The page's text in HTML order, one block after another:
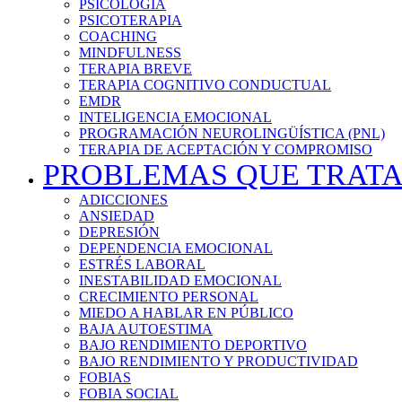
PSICOLOGÍA
PSICOTERAPIA
COACHING
MINDFULNESS
TERAPIA BREVE
TERAPIA COGNITIVO CONDUCTUAL
EMDR
INTELIGENCIA EMOCIONAL
PROGRAMACIÓN NEUROLINGÜÍSTICA (PNL)
TERAPIA DE ACEPTACIÓN Y COMPROMISO
PROBLEMAS QUE
ADICCIONES
ANSIEDAD
DEPRESIÓN
DEPENDENCIA EMOCIONAL
ESTRÉS LABORAL
INESTABILIDAD EMOCIONAL
CRECIMIENTO PERSONAL
MIEDO A HABLAR EN PÚBLICO
BAJA AUTOESTIMA
BAJO RENDIMIENTO DEPORTIVO
BAJO RENDIMIENTO Y PRODUCTIVIDAD
FOBIAS
FOBIA SOCIAL